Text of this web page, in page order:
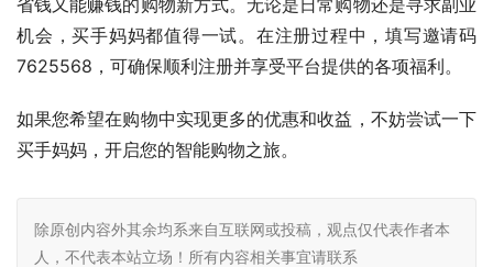
省钱又能赚钱的购物新方式。无论是日常购物还是寻求副业
机会，买手妈妈都值得一试。在注册过程中，填写邀请码
7625568，可确保顺利注册并享受平台提供的各项福利。
如果您希望在购物中实现更多的优惠和收益，不妨尝试一下
买手妈妈，开启您的智能购物之旅。
除原创内容外其余均系来自互联网或投稿，观点仅代表作者本
人，不代表本站立场！所有内容相关事宜请联系